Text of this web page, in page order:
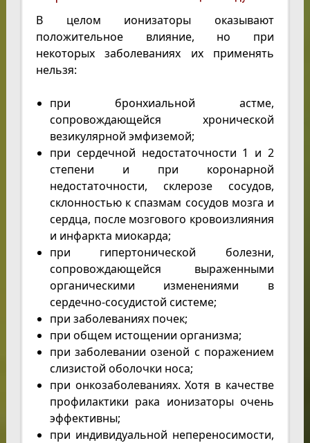
В целом ионизаторы оказывают
положительное влияние, но при
некоторых заболеваниях их применять
нельзя:
при бронхиальной астме,
сопровождающейся хронической
везикулярной эмфиземой;
при сердечной недостаточности 1 и 2
степени и при коронарной
недостаточности, склерозе сосудов,
склонностью к спазмам сосудов мозга и
сердца, после мозгового кровоизлияния
и инфаркта миокарда;
при гипертонической болезни,
сопровождающейся выраженными
органическими изменениями в
сердечно-сосудистой системе;
при заболеваниях почек;
при общем истощении организма;
при заболевании озеной с поражением
слизистой оболочки носа;
при онкозаболеваниях. Хотя в качестве
профилактики рака ионизаторы очень
эффективны;
при индивидуальной непереносимости,